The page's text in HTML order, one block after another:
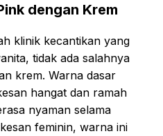
dengan Krem
klinik kecantikan yang
tidak ada salahnya
krem. Warna dasar
hangat dan ramah
nyaman selama
feminin, warna ini